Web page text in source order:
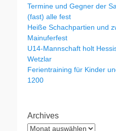
Termine und Gegner der
(fast) alle fest
Heiße Schachpartien und
Mainuferfest
U14-Mannschaft holt
Wetzlar
Ferientraining für Kinder
1200
Archives
Archives